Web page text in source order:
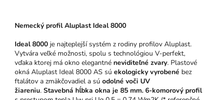
Nemecký profil Aluplast Ideal 8000
Ideal 8000 je najteplejší systém z rodiny profilov Aluplast.
Vytvára veľké možnosti, spolu s technológiou V-perfekt,
vďaka ktorej má okno elegantné neviditeľné zvary. Plastové
okná Aluplast Ideal 8000 AS sú ekologicky vyrobené bez
ftalátov a zmäkčovadiel a sú odolné voči UV
žiareniu. Stavebná hĺbka okna je 85 mm. 6-komorový profil